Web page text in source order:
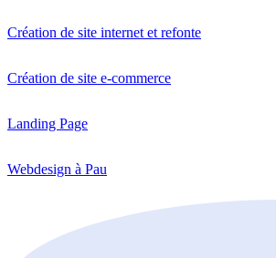
Création de site internet et refonte
Création de site e-commerce
Landing Page
Webdesign à Pau